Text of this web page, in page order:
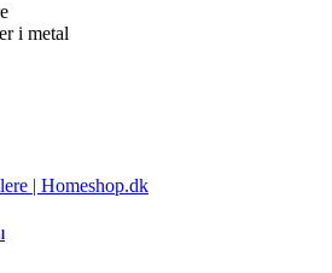
i metal